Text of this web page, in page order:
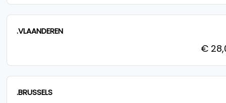
.VLAANDEREN
€ 28
.BRUSSELS